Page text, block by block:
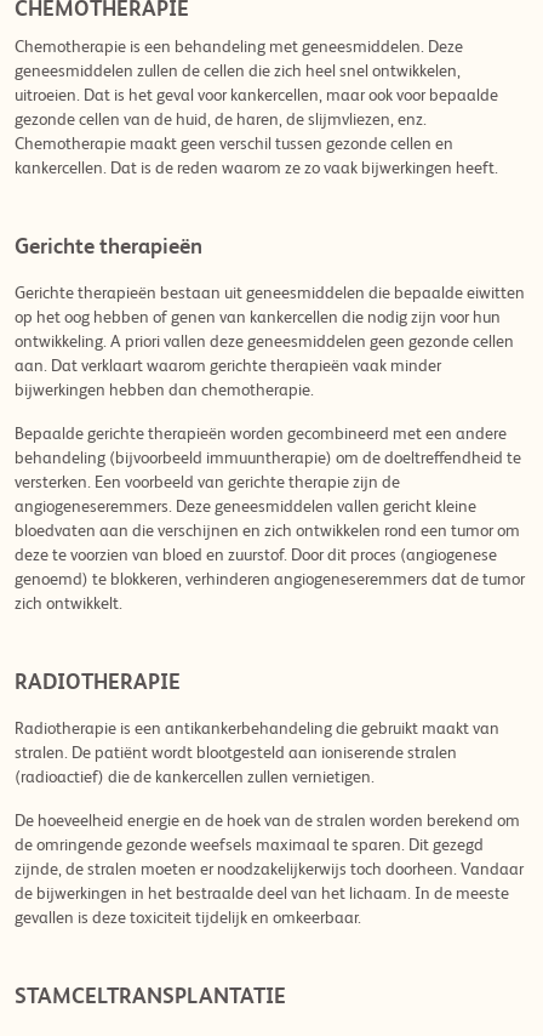
CHEMOTHERAPIE
Chemotherapie is een behandeling met geneesmiddelen. Deze
geneesmiddelen zullen de cellen die zich heel snel ontwikkelen,
uitroeien. Dat is het geval voor kankercellen, maar ook voor bepaalde
gezonde cellen van de huid, de haren, de slijmvliezen, enz.
Chemotherapie maakt geen verschil tussen gezonde cellen en
kankercellen. Dat is de reden waarom ze zo vaak bijwerkingen heeft.
Gerichte therapieën
Gerichte therapieën bestaan uit geneesmiddelen die bepaalde eiwitten
op het oog hebben of genen van kankercellen die nodig zijn voor hun
ontwikkeling. A priori vallen deze geneesmiddelen geen gezonde cellen
aan. Dat verklaart waarom gerichte therapieën vaak minder
bijwerkingen hebben dan chemotherapie.
Bepaalde gerichte therapieën worden gecombineerd met een andere
behandeling (bijvoorbeeld immuuntherapie) om de doeltreffendheid te
versterken. Een voorbeeld van gerichte therapie zijn de
angiogeneseremmers. Deze geneesmiddelen vallen gericht kleine
bloedvaten aan die verschijnen en zich ontwikkelen rond een tumor om
deze te voorzien van bloed en zuurstof. Door dit proces (angiogenese
genoemd) te blokkeren, verhinderen angiogeneseremmers dat de tumor
zich ontwikkelt.
RADIOTHERAPIE
Radiotherapie is een antikankerbehandeling die gebruikt maakt van
stralen. De patiënt wordt blootgesteld aan ioniserende stralen
(radioactief) die de kankercellen zullen vernietigen.
De hoeveelheid energie en de hoek van de stralen worden berekend om
de omringende gezonde weefsels maximaal te sparen. Dit gezegd
zijnde, de stralen moeten er noodzakelijkerwijs toch doorheen. Vandaar
de bijwerkingen in het bestraalde deel van het lichaam. In de meeste
gevallen is deze toxiciteit tijdelijk en omkeerbaar.
STAMCELTRANSPLANTATIE